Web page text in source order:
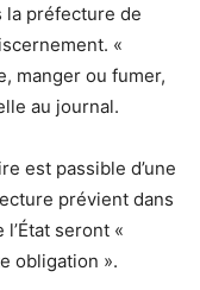
la préfecture de
«
manger ou fumer,
au journal.
est passible d’une
prévient dans
seront «
obligation ».